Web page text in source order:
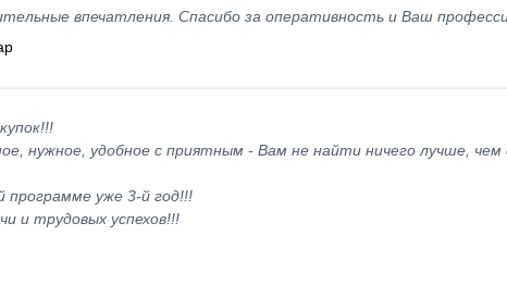
впечатления. Спасибо за оперативность и Ваш
нужное, удобное с приятным - Вам не найти ничего лучше,
уже 3-й год!!!
и трудовых успехов!!!